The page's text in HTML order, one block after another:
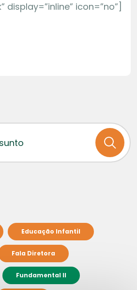
display=”inline” icon=”no”]
Educação Infantil
Fala Diretora
Fundamental II